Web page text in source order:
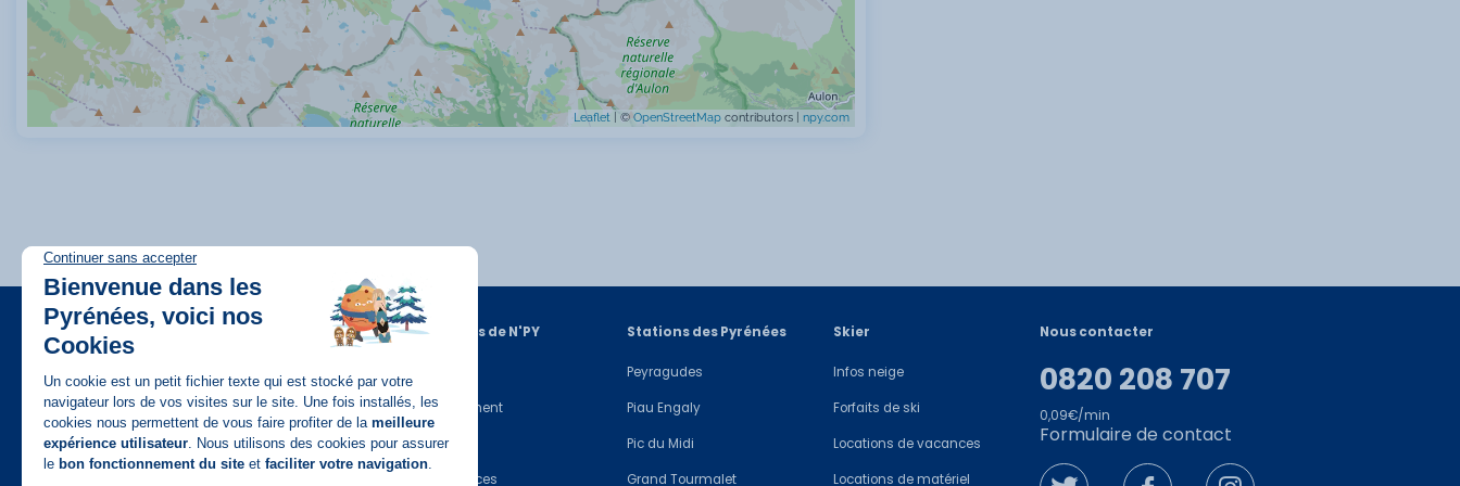
Leaflet | © OpenStreetMap contributors | npy.com
Disponible sur
App Store
A propos de N'PY
Recrutement
Contact
Assurances
Stations des Pyrénées
Peyragudes
Piau Engaly
Pic du Midi
Grand Tourmalet
Skier
Infos neige
Forfaits de ski
Locations de vacances
Locations de matériel
Nous contacter
0820 208 707
0,09€/min
Formulaire de contact